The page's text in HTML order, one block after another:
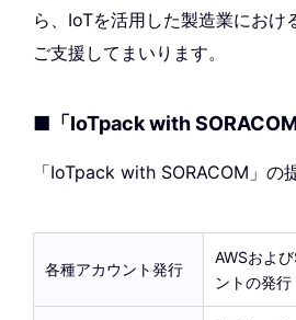
ら、IoTを活用した製造業におけ
ご支援してまいります。
■「IoTpack with
「IoTpack with SORACOM」の
各種アカウント発行
AWSおよ
ントの発行